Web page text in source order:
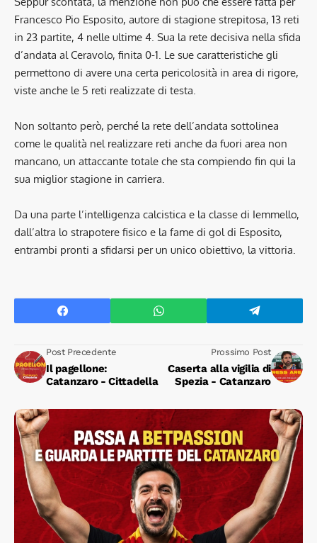
Francesco Pio Esposito, autore di stagione strepitosa, 13 reti
in 23 partite, 4 nelle ultime 4. Sua la rete decisiva nella sfida
d’andata al Ceravolo, finita 0-1. Le sue caratteristiche gli
permettono di avere una certa pericolosità in area di rigore,
viste anche le 5 reti realizzate di testa.
Non soltanto però, perché la rete dell’andata sottolinea
come le qualità nel realizzare reti anche da fuori area non
mancano, un attaccante totale che sta compiendo fin qui la
sua miglior stagione in carriera.
Da una parte l’intelligenza calcistica e la classe di Iemmello,
dall’altra lo strapotere fisico e la fame di gol di Esposito,
entrambi pronti a sfidarsi per un unico obiettivo, la vittoria.
Post Precedente
Il pagellone:
Catanzaro - Cittadella
Prossimo Post
Caserta alla vigilia di
Spezia - Catanzaro